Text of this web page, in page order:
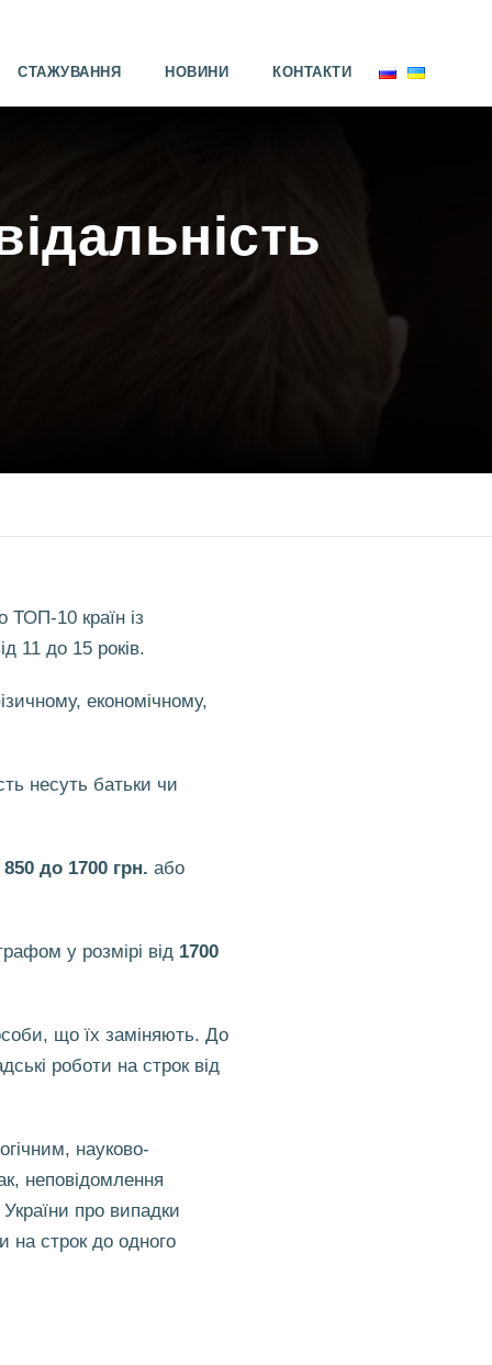
СТАЖУВАННЯ НОВИНИ КОНТАКТИ
ТОП-10 країн із
11 до 15 років.
економічному,
несуть батьки чи
850 до 1700 грн. або
у розмірі від 1700
що їх заміняють. До
роботи на строк від
науково-
неповідомлення
України про випадки
на строк до одного